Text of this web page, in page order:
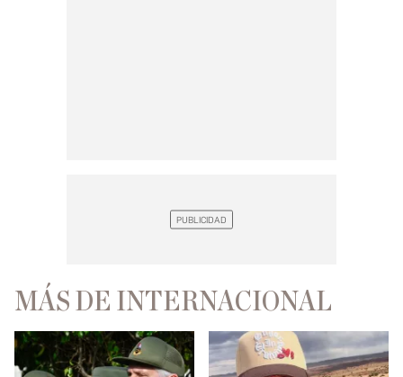
MÁS DE INTERNACIONAL